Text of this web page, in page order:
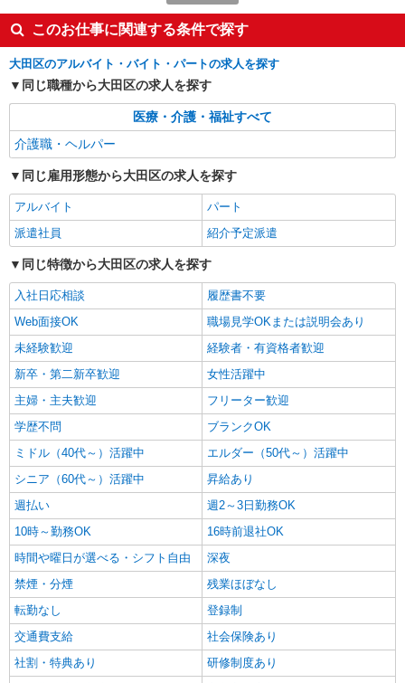
ツクイ大田多摩川グループホーム
グループホーム 介護スタッフ（ケアクルー）
夜勤専従
時給1,346円〜1,577円 ★土日祝日は時給100円
手当:120円/時間含む ※給与幅は資格・経験等によ
る
東京都大田区多摩川一丁目34番5号
ツクイ大田中馬込（デイサービス）
デイサービス 介護スタッフ（ケアクルー）
時給1,367円〜1,577円 ★土日祝日は時給100円
アップ！ ・居住支援特別手当:120円/時間含む ※
給与幅は資格・経験等による
東京都大田区中馬込3-17-19
キープ 詳細を見る
正社員
SOMPOケア ラヴィーレ多摩川/5014aa1
介護スタッフ
【実務者研修】 月給：269,500円 年収例：364
年収例：351万円〜 ※職務手当、（東京都）居住
支援特別手当、日祝手当（月平均2回分）、夜勤手
当（月平均5回分）等、毎月平均的に支払われる手
当を含みます。 ※居住支援特別手当は勤続5年目
までの方はさらに1万円支給（再入社は除く） ◎
賞与：基本給2.08ヶ月分/年支給 ◎残業時は別途時
間外手当支給（超過1分〜）
東京都大田区多摩川2-13-22
キープ
アルバイト
SOMPOケア 大田 訪問介護/3136cc2
登録ヘルパー
★（東京都）居住支援特別手当対象求人 【介
このお仕事に関連する条件で探す
大田区のアルバイト・バイト・パートの求人を探す
同じ職種から大田区の求人を探す
医療・介護・福祉すべて
介護職・ヘルパー
同じ雇用形態から大田区の求人を探す
アルバイト
パート
派遣社員
紹介予定派遣
同じ特徴から大田区の求人を探す
入社日応相談
履歴書不要
Web面接OK
職場見学OKまたは説明会あり
未経験歓迎
経験者・有資格者歓迎
新卒・第二新卒歓迎
女性活躍中
主婦・主夫歓迎
フリーター歓迎
学歴不問
ブランクOK
ミドル（40代～）活躍中
エルダー（50代～）活躍中
シニア（60代～）活躍中
昇給あり
週払い
週2～3日勤務OK
10時～勤務OK
16時前退社OK
時間や曜日が選べる・シフト自由
深夜
禁煙・分煙
残業ほぼなし
転勤なし
登録制
交通費支給
社会保険あり
社割・特典あり
研修制度あり